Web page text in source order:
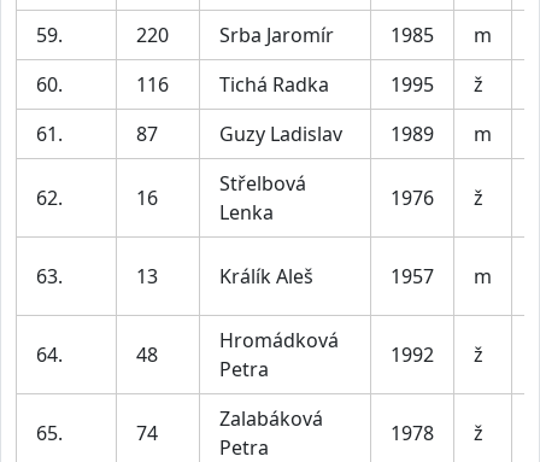
59. 220 Srba Jaromír 1985 m
60.
116 Tichá Radka 1995 ž
61.
87 Guzy Ladislav 1989 m
62. 16
Střelbová
Lenka
1976 ž
63. 13 Králík Aleš 1957 m
64. 48
Hromádková
Petra
1992 ž
65. 74
Zalabáková
Petra
1978 ž